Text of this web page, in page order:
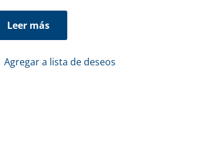
Leer más
Agregar a lista de deseos